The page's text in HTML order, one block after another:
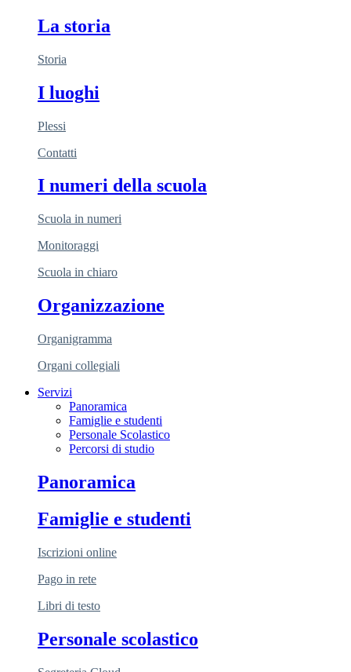
La storia
Storia
I luoghi
Plessi
Contatti
I numeri della scuola
Scuola in numeri
Monitoraggi
Scuola in chiaro
Organizzazione
Organigramma
Organi collegiali
Servizi
Panoramica
Famiglie e studenti
Personale Scolastico
Percorsi di studio
Panoramica
Famiglie e studenti
Iscrizioni online
Pago in rete
Libri di testo
Personale scolastico